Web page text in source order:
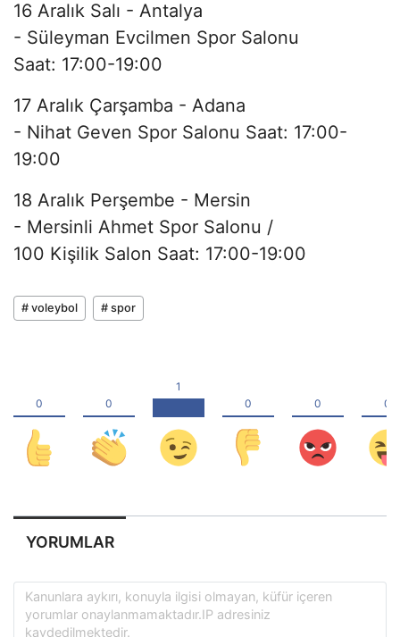
16 Aralık Salı - Antalya
- Süleyman Evcilmen Spor Salonu
Saat: 17:00-19:00
17 Aralık Çarşamba - Adana
- Nihat Geven Spor Salonu Saat: 17:00-
19:00
18 Aralık Perşembe - Mersin
- Mersinli Ahmet Spor Salonu /
100 Kişilik Salon Saat: 17:00-19:00
# voleybol # spor
YORUMLAR